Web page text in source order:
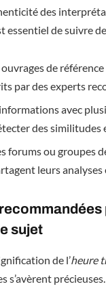
des
essentiel de suivre
de
par des experts
avec
des similitudes
forums ou groupes
leurs analyses
sujet
de l’heure
s’avèrent